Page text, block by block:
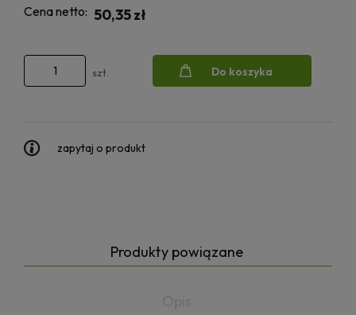
Cena netto: 50,35 zł
szt. Do koszyka
zapytaj o produkt
Produkty powiązane